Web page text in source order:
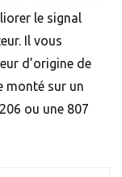
le signal
Il vous
d’origine de
monté sur un
ou une 807